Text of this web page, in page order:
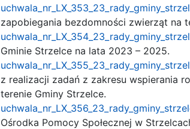
zapobiegania bezdomności zwierząt na
Gminie Strzelce na lata 2023 – 2025.
z realizacji zadań z zakresu wspierania
terenie Gminy Strzelce.
Ośrodka Pomocy Społecznej w